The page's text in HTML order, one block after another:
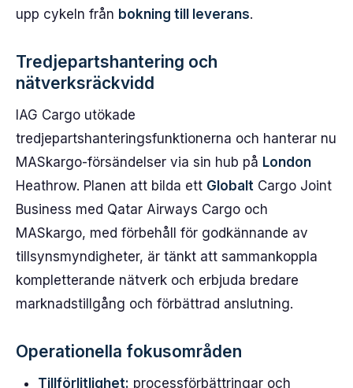
upp cykeln från bokning till leverans.
Tredjepartshantering och
nätverksräckvidd
IAG Cargo utökade
tredjepartshanteringsfunktionerna och hanterar nu
MASkargo-försändelser via sin hub på London
Heathrow. Planen att bilda ett Globalt Cargo Joint
Business med Qatar Airways Cargo och
MASkargo, med förbehåll för godkännande av
tillsynsmyndigheter, är tänkt att sammankoppla
kompletterande nätverk och erbjuda bredare
marknadstillgång och förbättrad anslutning.
Operationella fokusområden
Tillförlitlighet: processförbättringar och